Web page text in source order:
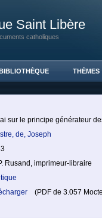
Saint Libère
catholiques
THÈMES
sur le principe générateur
de, Joseph
Rusand, imprimeur-libraire
(PDF de 3.057